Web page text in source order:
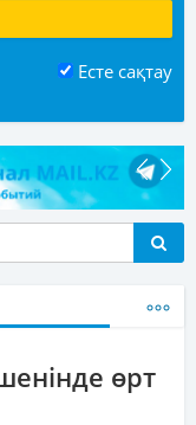
Есте сақтау
өрт